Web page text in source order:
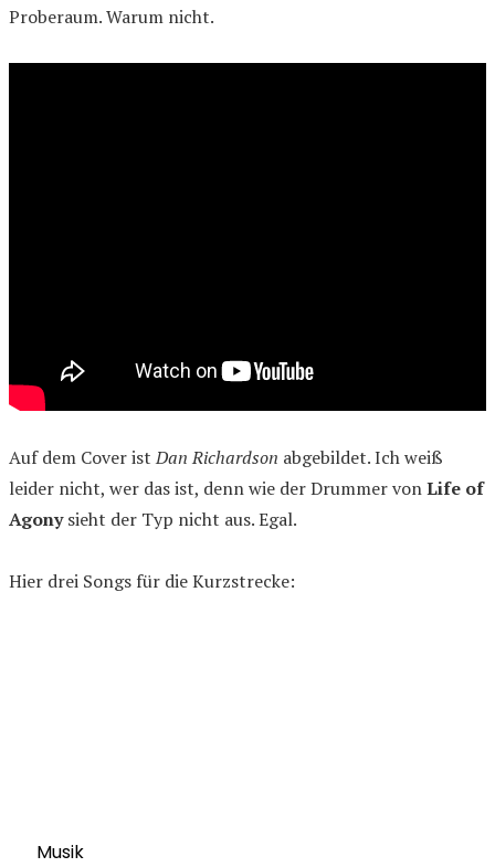
Proberaum. Warum nicht.
Auf dem Cover istDan Richardson abgebildet. Ich weiß
leider nicht, wer das ist, denn wie der Drummer vonLife of
Agonysieht der Typ nicht aus. Egal.
Hier drei Songs für die Kurzstrecke:
Kategorien
Musik